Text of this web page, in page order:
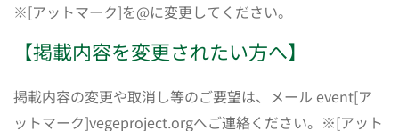
※[アットマーク]を@に変更してください。
【掲載内容を変更されたい方へ】
掲載内容の変更や取消し等のご要望は、メール event[ア
ットマーク]vegeproject.orgへご連絡ください。※[アット